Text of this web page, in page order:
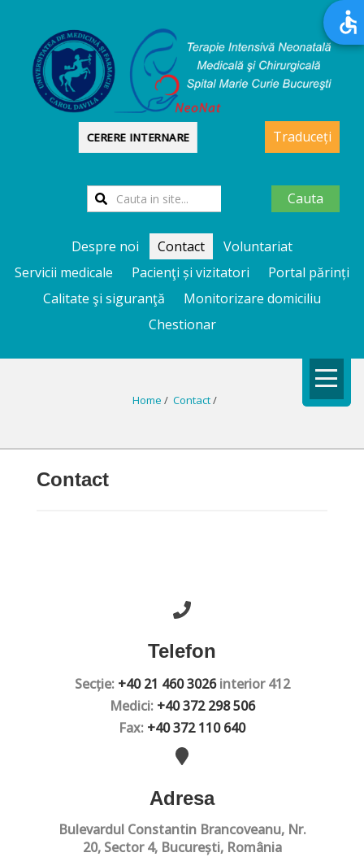
CERERE INTERNARE
Cauta
Traduceți
Despre noi Contact
Voluntariat
Servicii medicale
Pacienţi și vizitatori
Portal părinți
Calitate şi siguranţă
Monitorizare domiciliu
Chestionar
Home / Contact/
Contact
Telefon
Secție: +40 21 460 3026interior 412
Medici: +40 372 298 506
Fax: +40 372 110 640
Adresa
Bulevardul Constantin Brancoveanu, Nr.
20, Sector 4, București, România